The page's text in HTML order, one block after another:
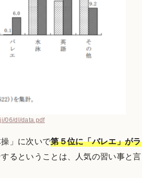
06/dl/data.pdf
」に次いで第５位に「バレエ」がラ
るということは、人気の習い事と言